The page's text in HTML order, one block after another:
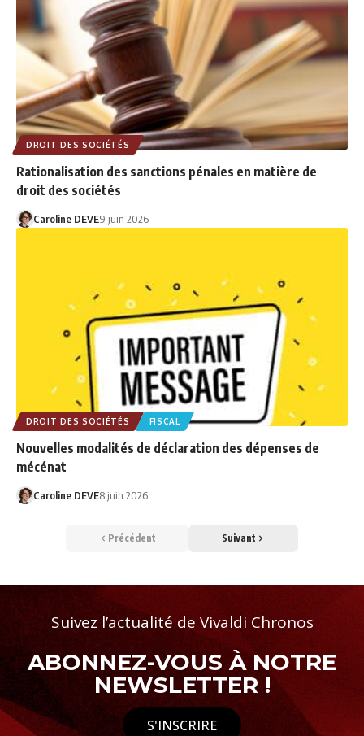
DROIT DES SOCIÉTÉS
Rationalisation des sanctions pénales en matière de
droit des sociétés
Caroline DEVE9 juin 2026
DROIT DES SOCIÉTÉS FISCAL
Nouvelles modalités de déclaration des dépenses de
mécénat
Caroline DEVE8 juin 2026
Précédent Suivant
Suivez l’actualité de Vivaldi Chronos
ABONNEZ-VOUS À NOTRE
NEWSLETTER !
S'INSCRIRE